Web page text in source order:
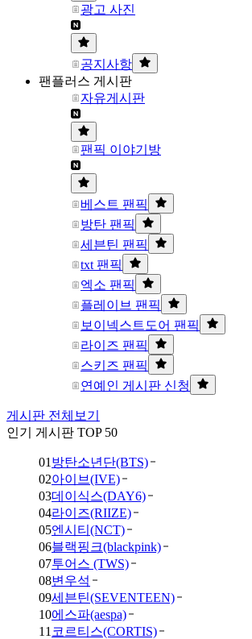
광고 사진
공지사항
팬플러스 게시판
자유게시판
팬픽 이야기방
베스트 팬픽
방탄 팬픽
세븐틴 팬픽
txt 팬픽
엑소 팬픽
플레이브 팬픽
보이넥스트도어 팬픽
라이즈 팬픽
스키즈 팬픽
연예인 게시판 신청
게시판 전체보기
인기 게시판 TOP 50
01 방탄소년단(BTS)
02아이브(IVE)
03데이식스(DAY6)
04라이즈(RIIZE)
05엔시티(NCT)
06블랙핑크(blackpink)
07투어스 (TWS)
08변우석
09세븐틴(SEVENTEEN)
10에스파(aespa)
11 코르티스(CORTIS)